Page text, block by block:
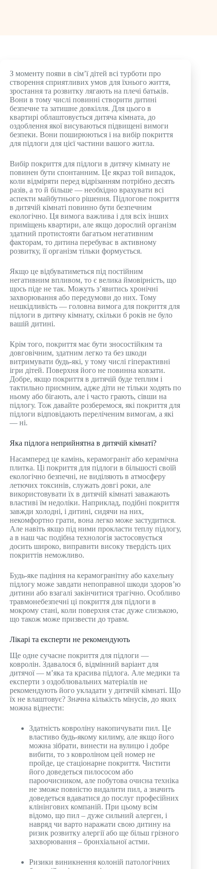
З моменту появи в сім’ї дітей всі турботи про
створення сприятливих умов для їхнього життя,
зростання та розвитку лягають на плечі батьків.
Вони в тому числі повинні створити дитині
безпечне та затишне довкілля. Для цього в
квартирі облаштовується дитяча кімната, до
оздоблення якої висуваються підвищені вимоги
безпеки. Вони поширюються і на вибір покриття
для підлоги для цієї частини вашого житла.
Вибір покриття для підлоги в дитячу кімнату не
повинен бути спонтанним. Це якраз той випадок,
коли відміряти перед відрізанням потрібно десять
разів, а то й більше — необхідно врахувати всі
аспекти майбутнього рішення. Підлогове покриття
в дитячій кімнаті повинно бути безпечним
екологічно. Ця вимога важлива і для всіх інших
приміщень квартири, але якщо дорослий організм
здатний протистояти багатьом негативним
факторам, то дитина перебуває в активному
розвитку, її організм тільки формується.
Якщо це відбуватиметься під постійним
негативним впливом, то є велика ймовірність, що
щось піде не так. Можуть з’явитись хронічні
захворювання або передумови до них. Тому
нешкідливість — головна вимога для покриття для
підлоги в дитячу кімнату, скільки б років не було
вашій дитині.
Крім того, покриття має бути зносостійким та
довговічним, здатним легко та без шкоди
витримувати будь-які, у тому числі гіперактивні
ігри дітей. Поверхня його не повинна ковзати.
Добре, якщо покриття в дитячій буде теплим і
тактильно приємним, адже діти не тільки ходять по
ньому або бігають, але і часто грають, сівши на
підлогу. Тож давайте розберемося, які покриття для
підлоги відповідають переліченим вимогам, а які
— ні.
Яка підлога неприйнятна в дитячій кімнаті?
Насамперед це камінь, керамограніт або керамічна
плитка. Ці покриття для підлоги в більшості своїй
екологічно безпечні, не виділяють в атмосферу
летючих токсинів, служать довгі роки, але
використовувати їх в дитячій кімнаті заважають
властиві їм недоліки. Наприклад, подібні покриття
завжди холодні, і дитині, сидячи на них,
некомфортно грати, вона легко може застудитися.
Але навіть якщо під ними прокласти теплу підлогу,
а в наш час подібна технологія застосовується
досить широко, виправити високу твердість цих
покриттів неможливо.
Будь-яке падіння на керамогранітну або кахельну
підлогу може завдати непоправної шкоди здоров’ю
дитини або взагалі закінчитися трагічно. Особливо
травмонебезпечні ці покриття для підлоги в
мокрому стані, коли поверхня стає дуже слизькою,
що також може призвести до травм.
Лікарі та експерти не рекомендують
Ще одне сучасне покриття для підлоги —
ковролін. Здавалося б, відмінний варіант для
дитячої — м’яка та красива підлога. Але медики та
експерти з оздоблювальних матеріалів не
рекомендують його укладати у дитячій кімнаті. Що
їх не влаштовує? Значна кількість мінусів, до яких
можна віднести:
Здатність ковроліну накопичувати пил. Це
властиво будь-якому килиму, але якщо його
можна зібрати, винести на вулицю і добре
вибити, то з ковроліном цей номер не
пройде, це стаціонарне покриття. Чистити
його доведеться пилососом або
пароочисником, але побутова очисна техніка
не зможе повністю видалити пил, а значить
доведеться вдаватися до послуг професійних
клінінгових компаній. При цьому всім
відомо, що пил – дуже сильний алерген, і
навряд чи варто наражати свою дитину на
ризик розвитку алергії або ще більш грізного
захворювання – бронхіальної астми.
Ризики виникнення колоній патологічних